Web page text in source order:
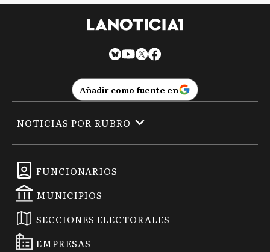
Añadir como fuente en
FUNCIONARIOS
MUNICIPIOS
SECCIONES ELECTORALES
EMPRESAS
NOTICIAS POR RUBRO